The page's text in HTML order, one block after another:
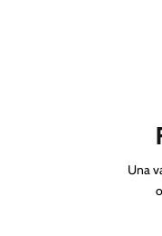
Una